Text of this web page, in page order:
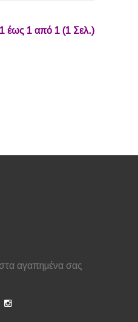
έως 1 από 1 (1 Σελ.)‎
αγαπημένα σας